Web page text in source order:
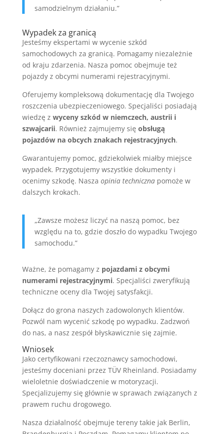
samodzielnym działaniu.”
Wypadek za granicą
Jesteśmy ekspertami w wycenie szkód
samochodowych za granicą. Pomagamy niezależnie
od kraju zdarzenia. Nasza pomoc obejmuje też
pojazdy z obcymi numerami rejestracyjnymi.
Oferujemy kompleksową dokumentację dla Twojego
roszczenia ubezpieczeniowego. Specjaliści posiadają
wiedzę z wyceny szkód w niemczech, austrii i
szwajcarii. Również zajmujemy się obsługą
pojazdów na obcych znakach rejestracyjnych.
Gwarantujemy pomoc, gdziekolwiek miałby miejsce
wypadek. Przygotujemy wszystkie dokumenty i
ocenimy szkodę. Nasza opinia technicznapomoże w
dalszych krokach.
„Zawsze możesz liczyć na naszą pomoc, bez
względu na to, gdzie doszło do wypadku Twojego
samochodu.”
Ważne, że pomagamy z pojazdami z obcymi
numerami rejestracyjnymi. Specjaliści zweryfikują
techniczne oceny dla Twojej satysfakcji.
Dołącz do grona naszych zadowolonych klientów.
Pozwól nam wycenić szkodę po wypadku. Zadzwoń
do nas, a nasz zespół błyskawicznie się zajmie.
Wniosek
Jako certyfikowani rzeczoznawcy samochodowi,
jesteśmy doceniani przez TÜV Rheinland. Posiadamy
wieloletnie doświadczenie w motoryzacji.
Specjalizujemy się głównie w sprawach związanych z
prawem ruchu drogowego.
Nasza działalność obejmuje tereny takie jak Berlin,